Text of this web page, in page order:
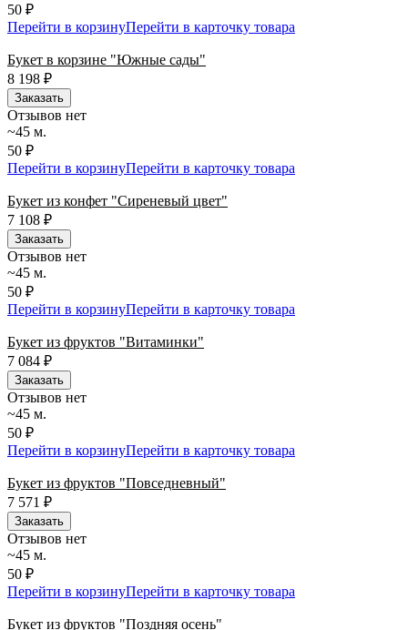
50 ₽
Перейти в корзинуПерейти в карточку товара
Букет в корзине "Южные сады"
8 198 ₽
Заказать
Отзывов нет
~45 м.
50 ₽
Перейти в корзинуПерейти в карточку товара
Букет из конфет "Сиреневый цвет"
7 108 ₽
Заказать
Отзывов нет
~45 м.
50 ₽
Перейти в корзинуПерейти в карточку товара
Букет из фруктов "Витаминки"
7 084 ₽
Заказать
Отзывов нет
~45 м.
50 ₽
Перейти в корзинуПерейти в карточку товара
Букет из фруктов "Повседневный"
7 571
₽
Заказать
Отзывов нет
~45 м.
50 ₽
Перейти в корзинуПерейти в карточку товара
Букет из фруктов "Поздняя осень"